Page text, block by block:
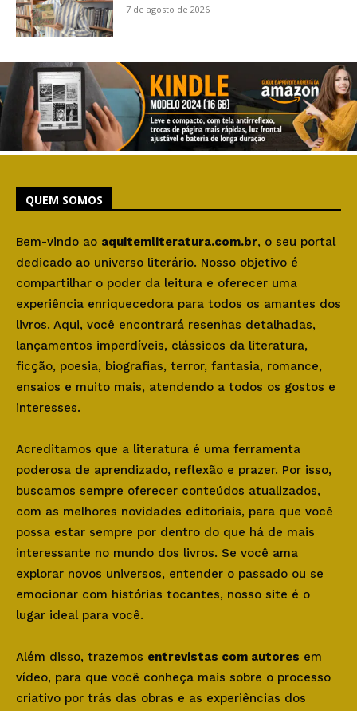
7 de agosto de 2026
QUEM SOMOS
Bem-vindo ao aquitemliteratura.com.br, o seu portal
dedicado ao universo literário. Nosso objetivo é
compartilhar o poder da leitura e oferecer uma
experiência enriquecedora para todos os amantes dos
livros. Aqui, você encontrará resenhas detalhadas,
lançamentos imperdíveis, clássicos da literatura,
ficção, poesia, biografias, terror, fantasia, romance,
ensaios e muito mais, atendendo a todos os gostos e
interesses.
Acreditamos que a literatura é uma ferramenta
poderosa de aprendizado, reflexão e prazer. Por isso,
buscamos sempre oferecer conteúdos atualizados,
com as melhores novidades editoriais, para que você
possa estar sempre por dentro do que há de mais
interessante no mundo dos livros. Se você ama
explorar novos universos, entender o passado ou se
emocionar com histórias tocantes, nosso site é o
lugar ideal para você.
Além disso, trazemos entrevistas com autores em
vídeo, para que você conheça mais sobre o processo
criativo por trás das obras e as experiências dos